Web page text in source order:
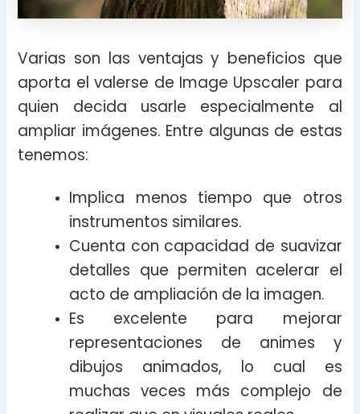
Varias son las ventajas y beneficios que
aporta el valerse de Image Upscaler para
quien decida usarle especialmente al
ampliar imágenes. Entre algunas de estas
tenemos:
Implica menos tiempo que otros
instrumentos similares.
Cuenta con capacidad de suavizar
detalles que permiten acelerar el
acto de ampliación de la imagen.
Es excelente para mejorar
representaciones de animes y
dibujos animados, lo cual es
muchas veces más complejo de